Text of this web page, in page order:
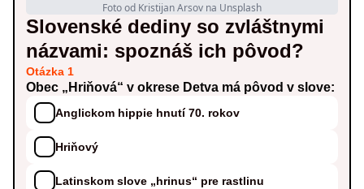
Foto od Kristijan Arsov na Unsplash
Slovenské dediny so zvláštnymi
názvami: spoznáš ich pôvod?
Otázka 1
Obec „Hriňová“ v okrese Detva má pôvod v slove:
Anglickom hippie hnutí 70. rokov
Hriňový
Latinskom slove „hrinus“ pre rastlinu